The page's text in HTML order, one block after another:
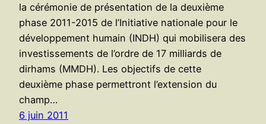
la cérémonie de présentation de la deuxième
phase 2011-2015 de l’Initiative nationale pour le
développement humain (INDH) qui mobilisera des
investissements de l’ordre de 17 milliards de
dirhams (MMDH). Les objectifs de cette
deuxième phase permettront l’extension du
champ…
6 juin 2011